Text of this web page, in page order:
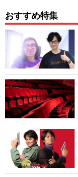
おすすめ特集